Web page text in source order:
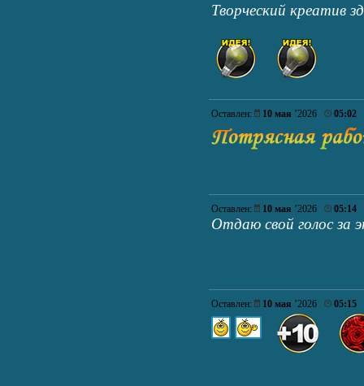
Творческий креатив
Оставлен: 10 мая ’2026 05:02
Оставлен: 10 мая ’2026 05:14
Отдаю свой голос за
Оставлен: 10 мая ’2026 05:15